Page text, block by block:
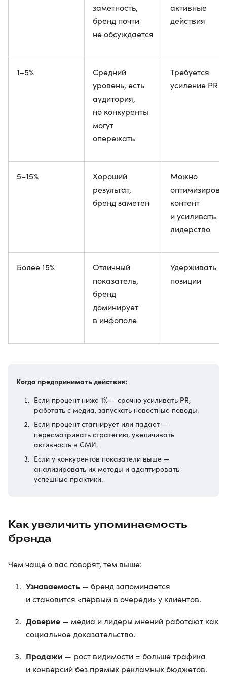
заметность,
бренд почти
не обсуждается
активные
действия
1–5%
Средний
уровень, есть
аудитория,
но конкуренты
могут
опережать
Требуется
усиление PR
5–15%
Хороший
результат,
бренд заметен
Можно
контент
и усиливать
лидерство
Более 15%
Отличный
показатель,
бренд
доминирует
в инфополе
Удерживать
позиции
Когда предпринимать действия:
Если процент ниже 1% — срочно усиливать PR,
работать с медиа, запускать новостные поводы.
Если процент стагнирует или падает —
пересматривать стратегию, увеличивать
активность в СМИ.
Если у конкурентов показатели выше —
анализировать их методы и адаптировать
успешные практики.
Как увеличить упоминаемость
бренда
Чем чаще о вас говорят, тем выше:
Узнаваемость — бренд запоминается
и становится «первым в очереди» у клиентов.
Доверие — медиа и лидеры мнений работают как
социальное доказательство.
Продажи — рост видимости = больше трафика
и конверсий без прямых рекламных бюджетов.